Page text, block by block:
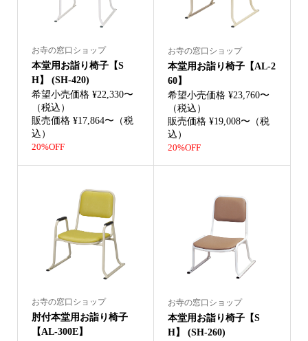
お寺の窓口ショップ
本堂用お詣り椅子【S
H】 (SH-420)
希望小売価格 ¥22,330〜
（税込）
販売価格 ¥17,864〜（税
込）
20%OFF
お寺の窓口ショップ
本堂用お詣り椅子【AL-2
60】
希望小売価格 ¥23,760〜
（税込）
販売価格 ¥19,008〜（税
込）
20%OFF
お寺の窓口ショップ
肘付本堂用お詣り椅子
【AL-300E】
お寺の窓口ショップ
本堂用お詣り椅子【S
H】 (SH-260)